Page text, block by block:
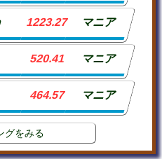
1223.27 マニア
520.41 マニア
464.57 マニア
グをみる